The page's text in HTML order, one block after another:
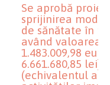
Se aprobă
sprijinirea
de sănătate în
având valoarea
1.483.009,98
6.661.680,85 lei),
(echivalentul a